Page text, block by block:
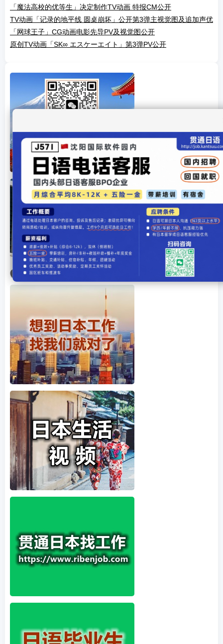
「魔法高校的优等生」决定制作TV动画 特报CM公开
TV动画「记录的地平线 圆桌崩坏」公开第3弹主视觉图及追加声优
「网球王子」CG动画电影先导PV及视觉图公开
原创TV动画「SK∞ エスケーエイト」第3弹PV公开